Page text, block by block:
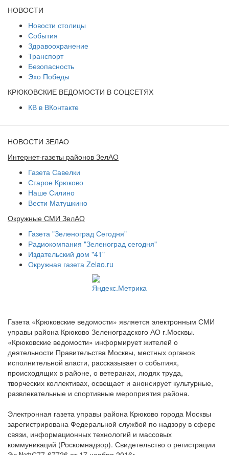
НОВОСТИ
Новости столицы
События
Здравоохранение
Транспорт
Безопасность
Эхо Победы
КРЮКОВСКИЕ ВЕДОМОСТИ В СОЦСЕТЯХ
КВ в ВКонтакте
НОВОСТИ ЗЕЛАО
Интернет-газеты районов ЗелАО
Газета Савелки
Старое Крюково
Наше Силино
Вести Матушкино
Окружные СМИ ЗелАО
Газета "Зеленоград Сегодня"
Радиокомпания "Зеленоград сегодня"
Издательский дом "41"
Окружная газета Zelao.ru
Газета «Крюковские ведомости» является электронным СМИ
управы района Крюково Зеленоградского АО г.Москвы.
«Крюковские ведомости» информирует жителей о
деятельности Правительства Москвы, местных органов
исполнительной власти, рассказывает о событиях,
происходящих в районе, о ветеранах, людях труда,
творческих коллективах, освещает и анонсирует культурные,
развлекательные и спортивные мероприятия района.
Электронная газета управы района Крюково города Москвы
зарегистрирована Федеральной службой по надзору в сфере
связи, информационных технологий и массовых
коммуникаций (Роскомнадзор). Свидетельство о регистрации